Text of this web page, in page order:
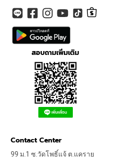
สอบถามเพิ่มเติม
Contact Center
99 ม.1 ซ.วัดโพธิ์แจ้ ต.แคราย